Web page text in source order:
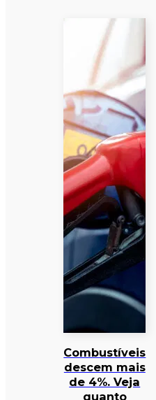
Combustíveis
descem mais
de 4%. Veja
quanto